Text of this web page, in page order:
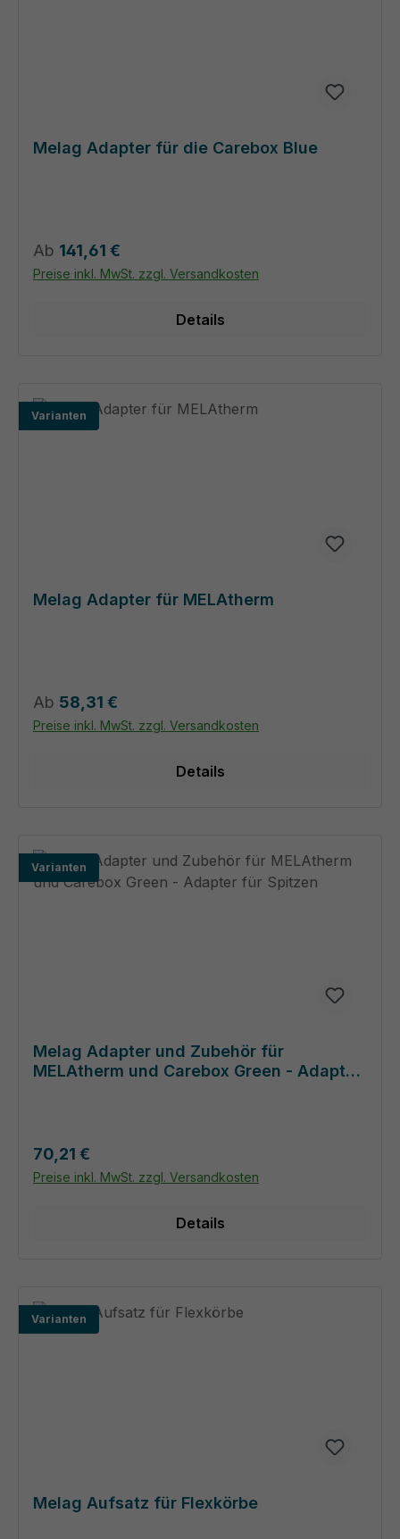
Melag Adapter für die Carebox Blue
Regulärer Preis:
Ab 141,61 €
Preise inkl. MwSt. zzgl. Versandkosten
Details
Varianten
Melag Adapter für MELAtherm
Regulärer Preis:
Ab 58,31 €
Preise inkl. MwSt. zzgl. Versandkosten
Details
Varianten
Melag Adapter und Zubehör für
MELAtherm und Carebox Green - Adapter
Regulärer Preis:
70,21 €
Preise inkl. MwSt. zzgl. Versandkosten
Details
Varianten
Melag Aufsatz für Flexkörbe